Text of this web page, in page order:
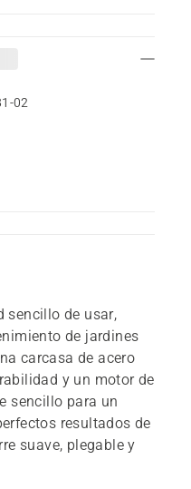
sencillo de usar,
de jardines
carcasa de acero
y un motor de
sencillo para un
resultados de
suave, plegable y